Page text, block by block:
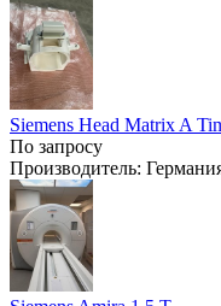
Siemens Head Matrix A
По запросу
Производитель: